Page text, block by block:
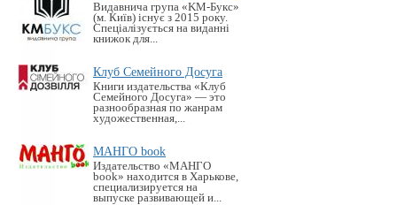
Видавнича група «KM-Букс»
(м. Київ) існує з 2015 року.
Спеціалізується на виданні
книжок для...
Клуб Семейного Досуга
Книги издательства «Клуб
Семейного Досуга» — это
разнообразная по жанрам
художественная,...
МАНГО book
Издательство «MАНГО
book» находится в Харькове,
специализируется на
выпуске развивающей и...